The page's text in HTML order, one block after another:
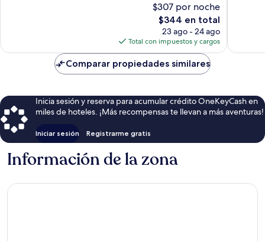
$307 por noche
El
precio
actual
es
de
$344
$344 en total
23 ago - 24 ago
Total con impuestos y cargos
Comparar propiedades similares
Inicia sesión y reserva para acumular crédito OneKeyCash en
miles de hoteles. ¡Más recompensas te llevan a más aventuras!
Iniciar sesión Registrarme gratis
Información de la zona